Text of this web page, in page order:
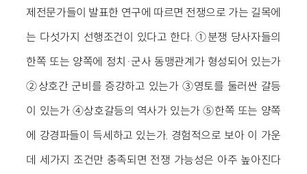
제전문가들이 발표한 연구에 따르면 전쟁으로 가는 길목에
는 다섯가지 선행조건이 있다고 한다. ①분쟁 당사자들의
한쪽 또는 양쪽에 정치·군사 동맹관계가 형성되어 있는가
②상호간 군비를 증강하고 있는가 ③영토를 둘러싼 갈등
이 있는가 ④상호갈등의 역사가 있는가 ⑤한쪽 또는 양쪽
에 강경파들이 득세하고 있는가. 경험적으로 보아 이 가운
데 세가지 조건만 충족되면 전쟁 가능성은 아주 높아진다